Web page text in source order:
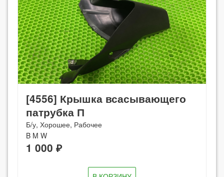
[4556] Крышка всасывающего
патрубка П
Б/у, Хорошее, Рабочее
B M W
1 000 ₽